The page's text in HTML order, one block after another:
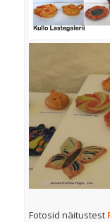
Fotosid näitustest